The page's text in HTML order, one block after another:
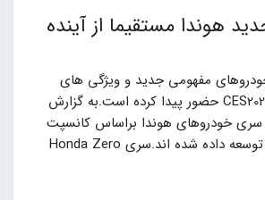
هوندا مستقیما از آینده
مفهومی جدید و ویژگی های
پیشرفته خود در CES2024 حضور پیدا کرده است.به گزارش
سری خودروهای هوندا براساس کانسپت